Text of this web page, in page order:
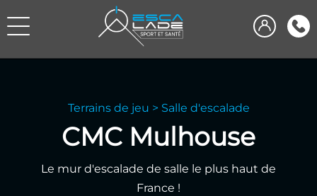
Terrains de jeu > Salle d'escalade
CMC Mulhouse
Le mur d'escalade de salle le plus haut de
France !